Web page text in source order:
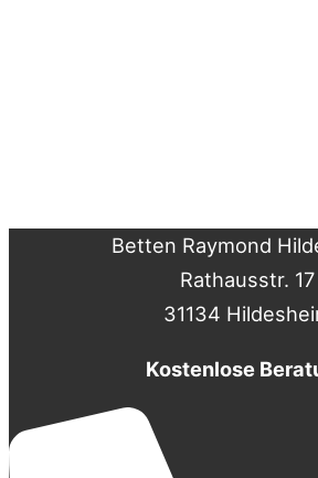
Betten Raymond
Rathausstr. 17
31134
Kostenlose